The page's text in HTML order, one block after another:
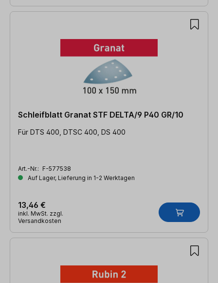
Schleifblatt Granat STF DELTA/9 P40 GR/10
Für DTS 400, DTSC 400, DS 400
Art.-Nr.: F-577538
Auf Lager, Lieferung in 1-2 Werktagen
13,46 €
inkl. MwSt. zzgl.
Versandkosten